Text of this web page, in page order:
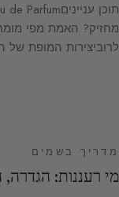
מחזיק? האמת מפי
לרוביצירות המופת
מדריך בשמים
מי רעננות: